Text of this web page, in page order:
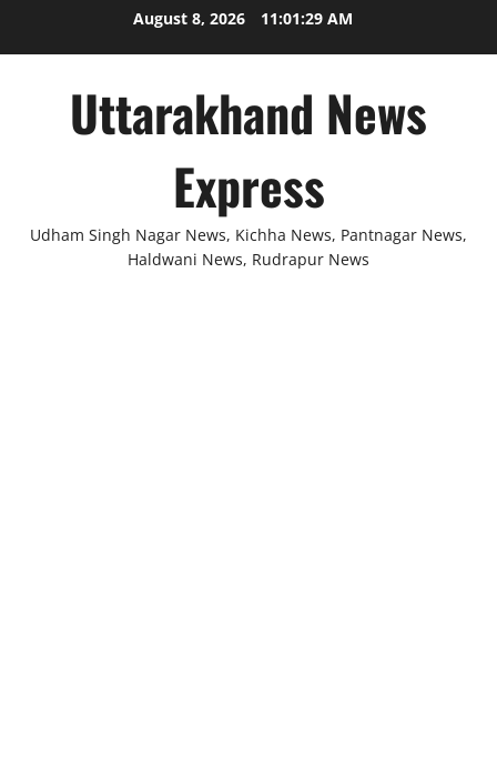
August 8, 2026 11:01:30 AM
Uttarakhand News
Express
Udham Singh Nagar News, Kichha News, Pantnagar News,
Haldwani News, Rudrapur News